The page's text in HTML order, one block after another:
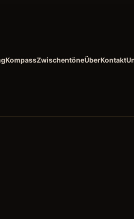
ZwischentöneÜberKontakt